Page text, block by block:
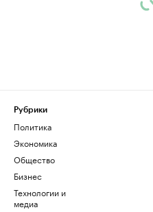
Рубрики
Политика
Экономика
Общество
Бизнес
Технологии и
медиа